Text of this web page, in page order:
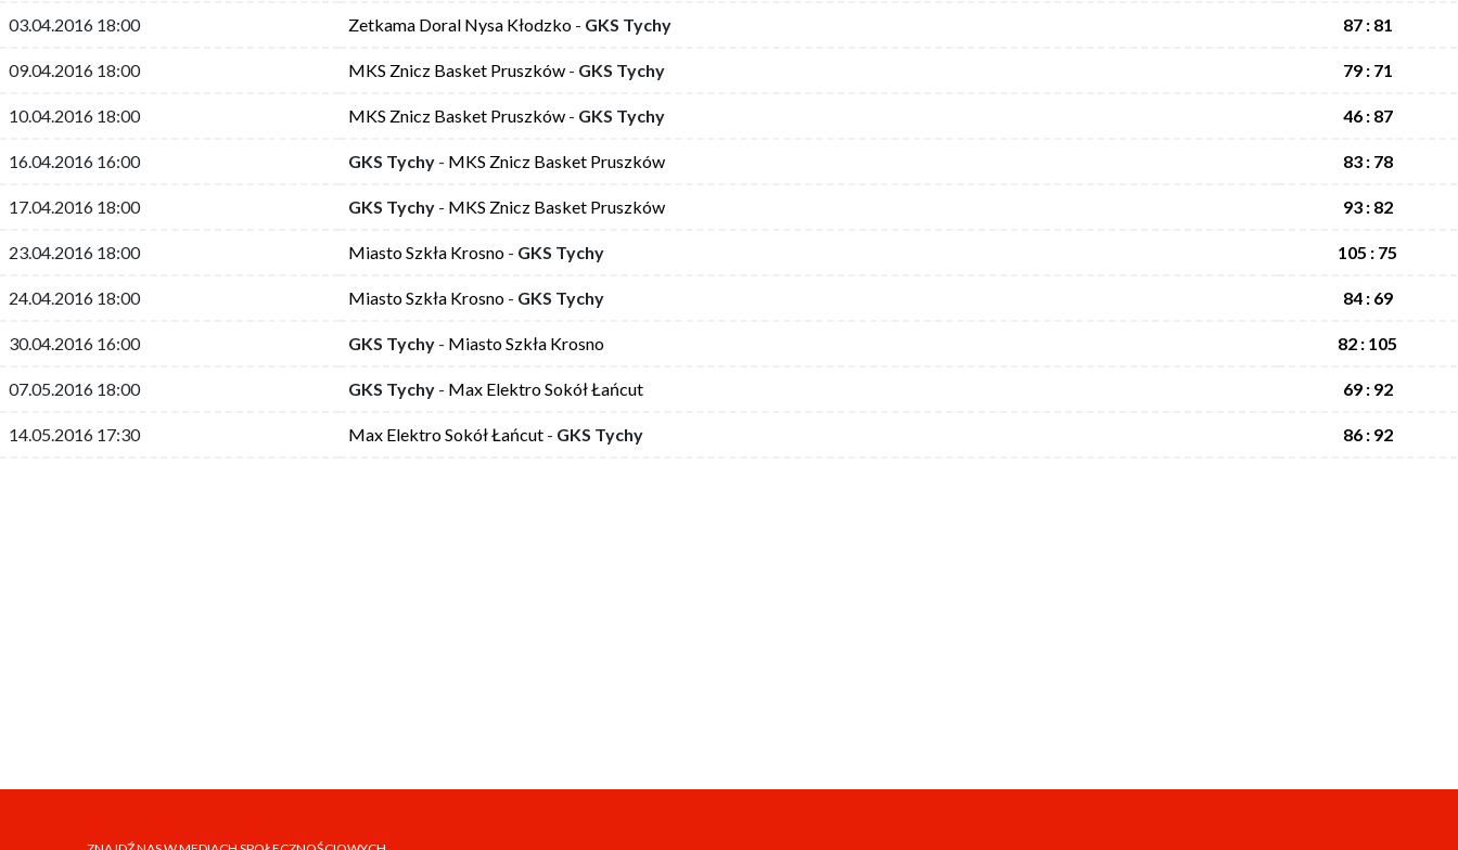
03.04.2016 18:00 Zetkama Doral Nysa Kłodzko - GKS Tychy 87 : 81
09.04.2016 18:00 MKS Znicz Basket Pruszków - GKS Tychy 79 : 71
10.04.2016 18:00 MKS Znicz Basket Pruszków - GKS Tychy 46 : 87
16.04.2016 16:00 GKS Tychy - MKS Znicz Basket Pruszków 83 : 78
17.04.2016 18:00 GKS Tychy - MKS Znicz Basket Pruszków 93 : 82
23.04.2016 18:00 Miasto Szkła Krosno - GKS Tychy 105 : 75
24.04.2016 18:00 Miasto Szkła Krosno - GKS Tychy 84 : 69
30.04.2016 16:00 GKS Tychy - Miasto Szkła Krosno 82 : 105
07.05.2016 18:00 GKS Tychy - Max Elektro Sokół Łańcut 69 : 92
14.05.2016 17:30 Max Elektro Sokół Łańcut - GKS Tychy 86 : 92